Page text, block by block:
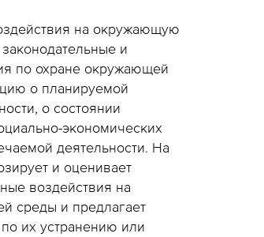
на окружающую
и
по охране окружающей
о планируемой
о состоянии
экономических
деятельности. На
и оценивает
воздействия на
среды и предлагает
их устранению или